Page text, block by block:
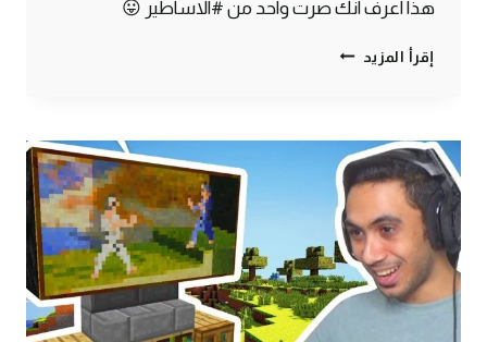
هذا اعرف انك صرت واحد من #الاساطير 😛
إقرأ المزيد ماين
سويت
مخزن
خورافي!